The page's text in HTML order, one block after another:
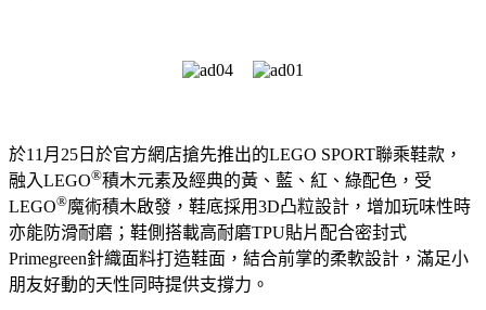
於11月25日於官方網店搶先推出的LEGO SPORT聯乘鞋款，
融入LEGO®積木元素及經典的黃、藍、紅、綠配色，受
LEGO®魔術積木啟發，鞋底採用3D凸粒設計，增加玩味性時
亦能防滑耐磨；鞋側搭載高耐磨TPU貼片配合密封式
Primegreen針織面料打造鞋面，結合前掌的柔軟設計，滿足小
朋友好動的天性同時提供支撐力。